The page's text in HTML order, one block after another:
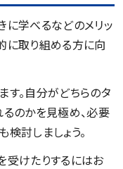
に学べるなどのメリッ
に取り組める方に向
す。自分がどちらのタ
のかを見極め、必要
討しましょう。
受けたりするにはお